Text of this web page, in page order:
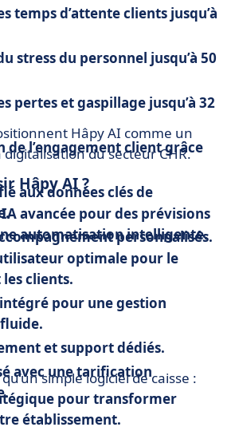
temps d’attente clients jusqu’à
stress du personnel jusqu’à 50
pertes et gaspillage jusqu’à 32
l’engagement client grâce
aux données clés de
personnalisés.
Hâpy AI comme un
du secteur CHR.
Hâpy AI ?
avancée pour des prévisions
automatisation intelligente.
optimale pour le
clients.
pour une gestion
et support dédiés.
avec une tarification
simple logiciel de caisse :
pour transformer
établissement.